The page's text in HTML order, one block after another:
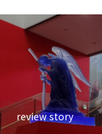
review story